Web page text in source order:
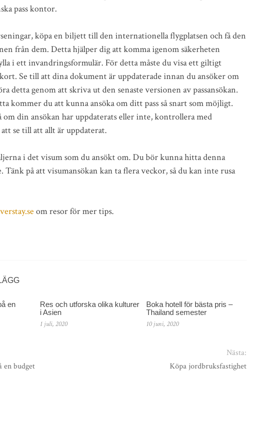
pass kontor.
köpa en biljett till den internationella flygplatsen och få den
från dem. Detta hjälper dig att komma igenom säkerheten
i ett invandringsformulär. För detta måste du visa ett giltigt
Se till att dina dokument är uppdaterade innan du ansöker om
detta genom att skriva ut den senaste versionen av passansökan.
kommer du att kunna ansöka om ditt pass så snart som möjligt.
om din ansökan har uppdaterats eller inte, kontrollera med
se till att allt är uppdaterat.
i det visum som du ansökt om. Du bör kunna hitta denna
på att visumansökan kan ta flera veckor, så du kan inte rusa
om resor för mer tips.
en
Res och utforska olika kulturer
i Asien
1 juli, 2020
Boka hotell för bästa pris –
Thailand semester
10 juni, 2020
en budget
Nästa:
Köpa jordbruksfastighet